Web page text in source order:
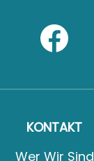
KONTAKT
Wer Wir Sind